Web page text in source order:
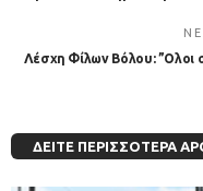
Λέσχη Φίλων Βόλου: ”Oλοι
ΔΕΊΤΕ ΠΕΡΙΣΣΌΤΕΡΑ